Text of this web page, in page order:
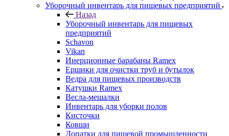
Уборочный инвентарь для пищевых предприятий
Назад
Уборочный инвентарь для пищевых
предприятий
Schavon
Vikan
Инерционные барабаны Ramex
Ершики для очистки труб и бутылок
Ведра для пищевых производств
Катушки Ramex
Весла-мешалки
Инвентарь для уборки полов
Кисточки
Ковши
Лопатки для пищевой промышленности